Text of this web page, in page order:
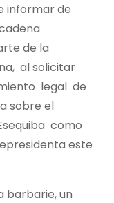
informar de
de la
al solicitar
legal de
sobre el
como
este
barbarie, un